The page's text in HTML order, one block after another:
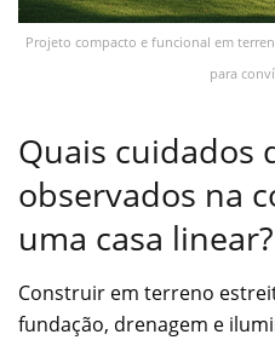
Projeto compacto e funcional em
para
Quais cuidados
observados na
uma casa linear?
Construir em terreno
fundação, drenagem e